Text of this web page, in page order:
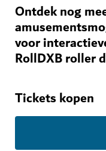
Ontdek nog
voor
RollDXB roller
Tickets kopen